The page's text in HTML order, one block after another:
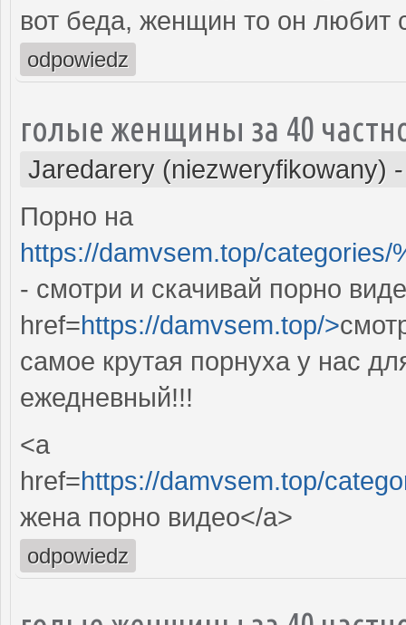
вот беда, женщин то он любит
odpowiedz
голые женщины за 40
Jaredarery (niezweryfikowany)
Порно на
https://damvsem.top/
- смотри и скачивай порно
href=https://damvsem.top/>
самое крутая порнуха у нас
ежедневный!!!
<a
href=https://damvsem.top/
жена порно видео</a>
odpowiedz